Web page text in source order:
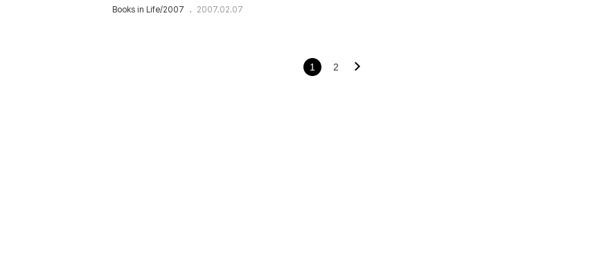
존재이다. 모든 사람들이 오늘도 웹 페이지를 통하여 자신이 원하는 정보를 취득하고 있지만, 웹을 단지 정보를 전달하는 매체라
Books in Life/2007 2007.02.07
1 2